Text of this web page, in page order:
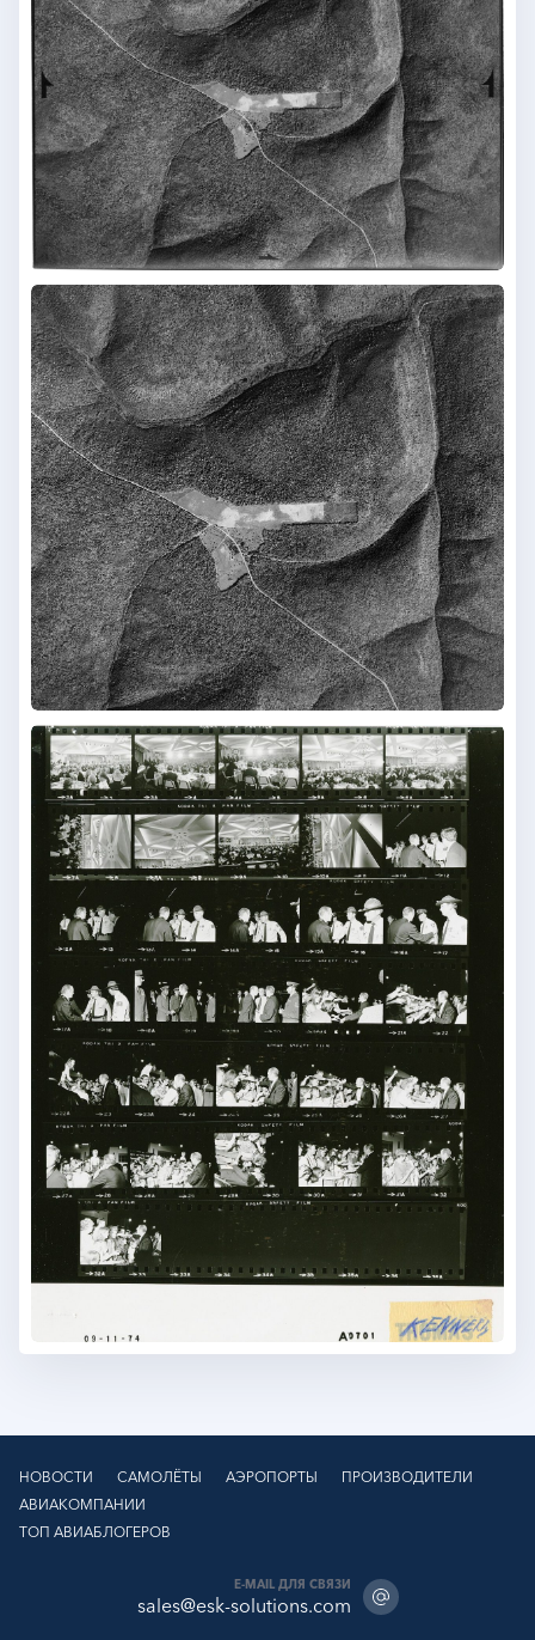
НОВОСТИ САМОЛЁТЫ АЭРОПОРТЫ
ПРОИЗВОДИТЕЛИ
АВИАКОМПАНИИ
ТОП АВИАБЛОГЕРОВ
E-MAIL ДЛЯ СВЯЗИ
sales@esk-solutions.com